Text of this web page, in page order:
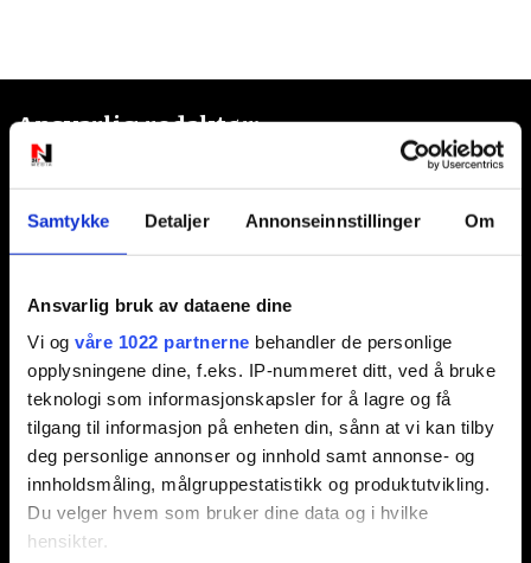
Samtykke Detaljer Annonseinnstillinger Om
Ansvarlig bruk av dataene dine
Vi og våre 1022 partnerne behandler de personlige
opplysningene dine, f.eks. IP-nummeret ditt, ved å bruke
teknologi som informasjonskapsler for å lagre og få
tilgang til informasjon på enheten din, sånn at vi kan tilby
deg personlige annonser og innhold samt annonse- og
innholdsmåling, målgruppestatistikk og produktutvikling.
Du velger hvem som bruker dine data og i hvilke
hensikter.
Ansvarlig redaktør:
Jon Aamodt
Nyhetstips:
tips@n247.no
Annonsering:
marked@n247.no